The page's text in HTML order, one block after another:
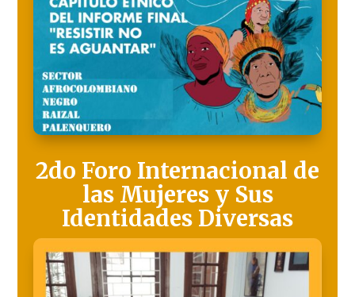
2do Foro Internacional de
las Mujeres y Sus
Identidades Diversas